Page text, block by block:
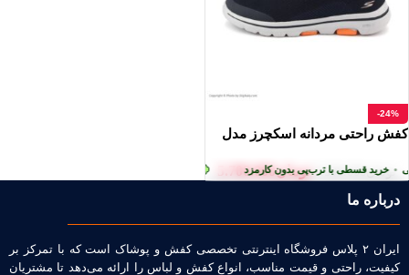
پرداخت اقساطی خرید قسطی با ترب‌پی بدون کارمزد
-24%
کفش راحتی مردانه اسکچرز مدل
تومان7.500.000 تومان5.700.000
درباره ما
ایران ۲ پلاس فروشگاه اینترنتی تخصصی کفش و پوشاک است که با تمرکز بر
کیفیت، راحتی و قیمت مناسب، انواع کفش و لباس را ارائه می‌دهد تا مشتریان